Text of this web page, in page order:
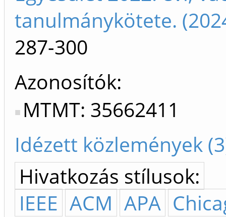
tanulmánykötete.
287-300
Azonosítók
MTMT: 35662411
Idézett közlemények
Hivatkozás stílusok:
IEEE ACM APA